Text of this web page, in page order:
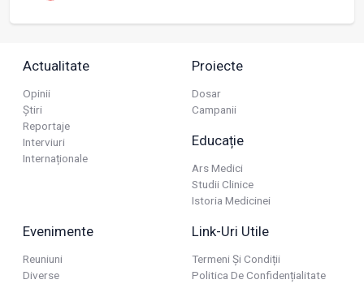
Actualitate
Opinii
Știri
Reportaje
Interviuri
Internaționale
Proiecte
Dosar
Campanii
Educație
Ars Medici
Studii Clinice
Istoria Medicinei
Evenimente
Reuniuni
Diverse
Link-Uri Utile
Termeni Și Condiții
Politica De Confidențialitate